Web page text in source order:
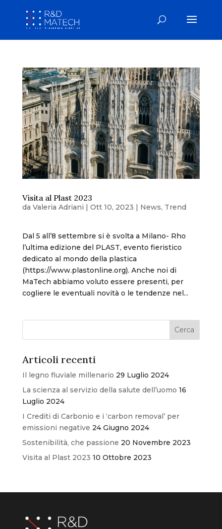
Visita al Plast 2023
da Valeria Adriani | Ott 10, 2023 | News, Trend
Dal 5 all’8 settembre si è svolta a Milano- Rho
l’ultima edizione del PLAST, evento fieristico
dedicato al mondo della plastica
(https://www.plastonline.org). Anche noi di
MaTech abbiamo voluto essere presenti, per
cogliere le eventuali novità o le tendenze nel...
Articoli recenti
Il legno fluviale millenario 29 Luglio 2024
La scienza al servizio della salute dell’uomo 16
Luglio 2024
I Crediti di Carbonio e i ‘carbon removal’ per
emissioni negative 24 Giugno 2024
Sostenibilità, che passione 20 Novembre 2023
Visita al Plast 2023 10 Ottobre 2023